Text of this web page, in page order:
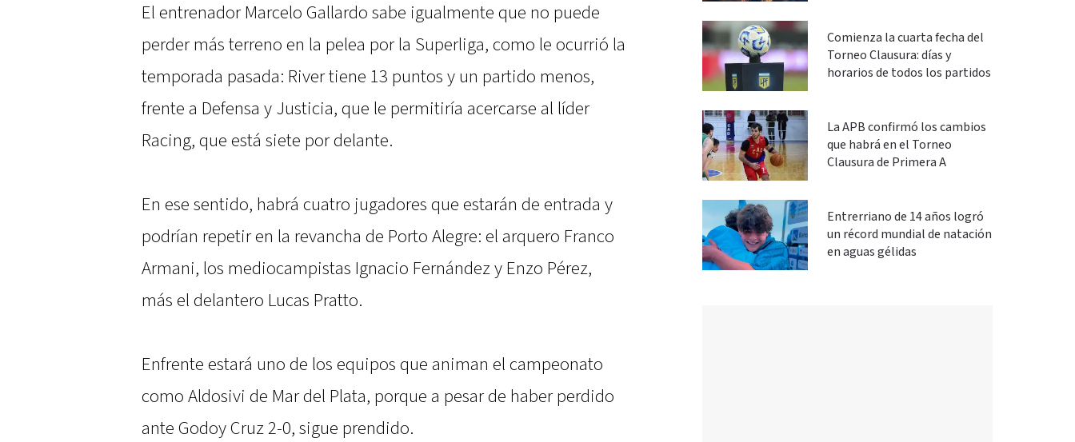
El entrenador Marcelo Gallardo sabe igualmente que no puede
perder más terreno en la pelea por la Superliga, como le ocurrió la
temporada pasada: River tiene 13 puntos y un partido menos,
frente a Defensa y Justicia, que le permitiría acercarse al líder
Racing, que está siete por delante.
En ese sentido, habrá cuatro jugadores que estarán de entrada y
podrían repetir en la revancha de Porto Alegre: el arquero Franco
Armani, los mediocampistas Ignacio Fernández y Enzo Pérez,
más el delantero Lucas Pratto.
Enfrente estará uno de los equipos que animan el campeonato
como Aldosivi de Mar del Plata, porque a pesar de haber perdido
ante Godoy Cruz 2-0, sigue prendido.
Comienza la cuarta fecha del
Torneo Clausura: días y
horarios de todos los partidos
La APB confirmó los cambios
que habrá en el Torneo
Clausura de Primera A
Entrerriano de 14 años logró
un récord mundial de natación
en aguas gélidas